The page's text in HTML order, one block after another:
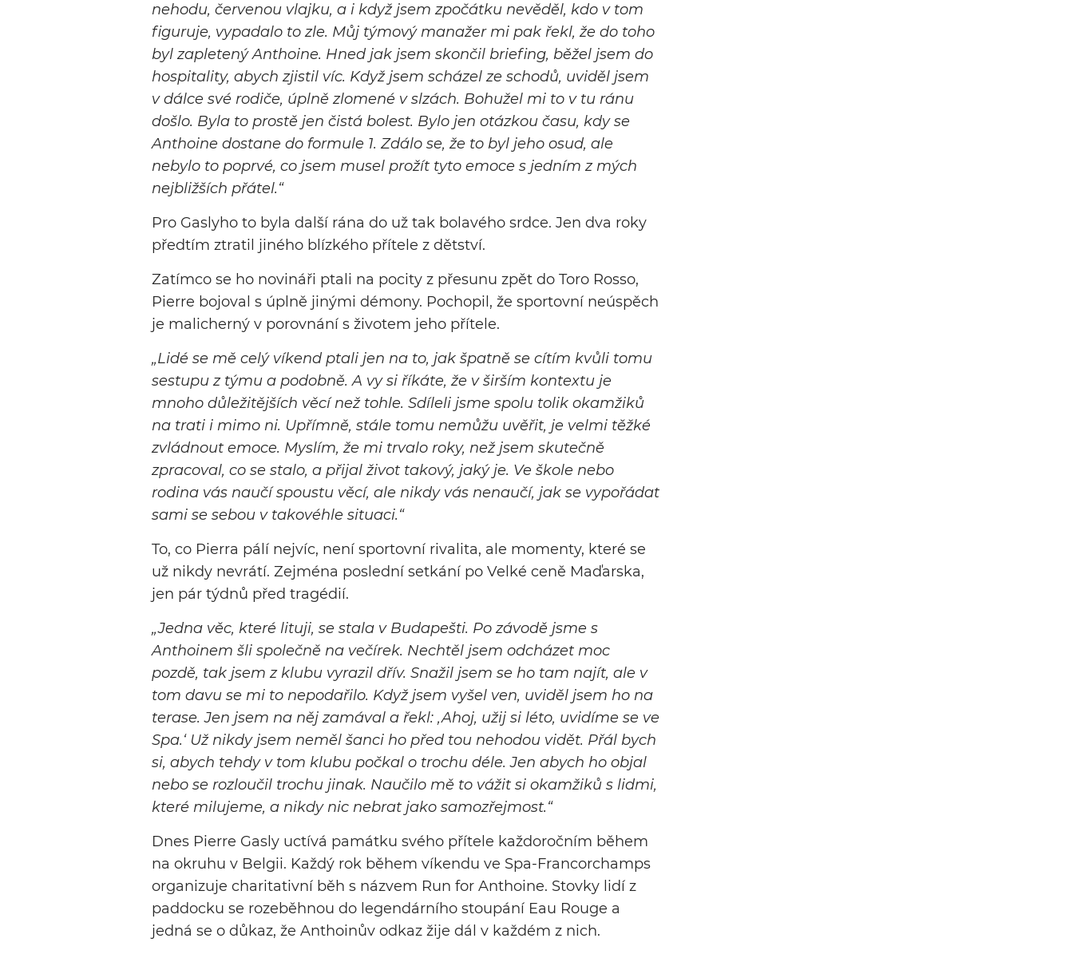
nehodu, červenou vlajku, a i když jsem zpočátku nevěděl, kdo v tom
figuruje, vypadalo to zle. Můj týmový manažer mi pak řekl, že do toho
byl zapletený Anthoine. Hned jak jsem skončil briefing, běžel jsem do
hospitality, abych zjistil víc. Když jsem scházel ze schodů, uviděl jsem
v dálce své rodiče, úplně zlomené v slzách. Bohužel mi to v tu ránu
došlo. Byla to prostě jen čistá bolest. Bylo jen otázkou času, kdy se
Anthoine dostane do formule 1. Zdálo se, že to byl jeho osud, ale
nebylo to poprvé, co jsem musel prožít tyto emoce s jedním z mých
nejbližších přátel.“
Pro Gaslyho to byla další rána do už tak bolavého srdce. Jen dva roky
předtím ztratil jiného blízkého přítele z dětství.
Zatímco se ho novináři ptali na pocity z přesunu zpět do Toro Rosso,
Pierre bojoval s úplně jinými démony. Pochopil, že sportovní neúspěch
je malicherný v porovnání s životem jeho přítele.
„Lidé se mě celý víkend ptali jen na to, jak špatně se cítím kvůli tomu
sestupu z týmu a podobně. A vy si říkáte, že v širším kontextu je
mnoho důležitějších věcí než tohle. Sdíleli jsme spolu tolik okamžiků
na trati i mimo ni. Upřímně, stále tomu nemůžu uvěřit, je velmi těžké
zvládnout emoce. Myslím, že mi trvalo roky, než jsem skutečně
zpracoval, co se stalo, a přijal život takový, jaký je. Ve škole nebo
rodina vás naučí spoustu věcí, ale nikdy vás nenaučí, jak se vypořádat
sami se sebou v takovéhle situaci.“
To, co Pierra pálí nejvíc, není sportovní rivalita, ale momenty, které se
už nikdy nevrátí. Zejména poslední setkání po Velké ceně Maďarska,
jen pár týdnů před tragédií.
„Jedna věc, které lituji, se stala v Budapešti. Po závodě jsme s
Anthoinem šli společně na večírek. Nechtěl jsem odcházet moc
pozdě, tak jsem z klubu vyrazil dřív. Snažil jsem se ho tam najít, ale v
tom davu se mi to nepodařilo. Když jsem vyšel ven, uviděl jsem ho na
terase. Jen jsem na něj zamával a řekl: ‚Ahoj, užij si léto, uvidíme se ve
Spa.‘ Už nikdy jsem neměl šanci ho před tou nehodou vidět. Přál bych
si, abych tehdy v tom klubu počkal o trochu déle. Jen abych ho objal
nebo se rozloučil trochu jinak. Naučilo mě to vážit si okamžiků s lidmi,
které milujeme, a nikdy nic nebrat jako samozřejmost.“
Dnes Pierre Gasly uctívá památku svého přítele každoročním během
na okruhu v Belgii. Každý rok během víkendu ve Spa-Francorchamps
organizuje charitativní běh s názvem Run for Anthoine. Stovky lidí z
paddocku se rozeběhnou do legendárního stoupání Eau Rouge a
jedná se o důkaz, že Anthoinův odkaz žije dál v každém z nich.